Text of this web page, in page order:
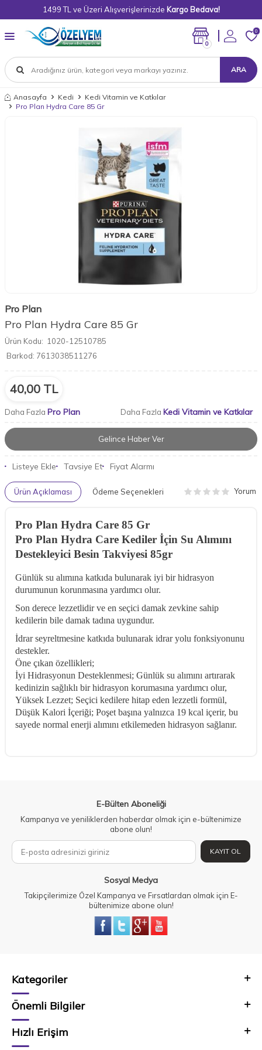
1499 TL ve Üzeri Alışverişlerinizde Kargo Bedava!
ARA
0
0
Anasayfa Kedi
Kedi Vitamin ve Katkılar
Pro Plan Hydra Care 85 Gr
Pro Plan
Pro Plan Hydra Care 85 Gr
Ürün Kodu: 1020-12510785
Barkod: 7613038511276
40,00 TL
Daha Fazla Pro Plan Daha Fazla Kedi Vitamin ve Katkılar
Gelince Haber Ver
Listeye Ekle Tavsiye Et Fiyat Alarmı
Ürün Açıklaması Ödeme Seçenekleri Yorum
Pro Plan Hydra Care 85 Gr
Pro Plan Hydra Care Kediler İçin Su Alımını
Destekleyici Besin Takviyesi 85gr
Günlük su alımına katkıda bulunarak iyi bir hidrasyon
durumunun korunmasına yardımcı olur.
Son derece lezzetlidir ve en seçici damak zevkine sahip
kedilerin bile damak tadına uygundur.
İdrar seyreltmesine katkıda bulunarak idrar yolu fonksiyonunu
destekler.
Öne çıkan özellikleri;
İyi Hidrasyonun Desteklenmesi; Günlük su alımını artırarak
kedinizin sağlıklı bir hidrasyon korumasına yardımcı olur,
Yüksek Lezzet; Seçici kedilere hitap eden lezzetli formül,
Düşük Kalori İçeriği; Poşet başına yalnızca 19 kcal içerir, bu
sayede normal enerji alımını etkilemeden hidrasyon sağlanır.
E-Bülten Aboneliği
Kampanya ve yeniliklerden haberdar olmak için e-bültenimize
abone olun!
KAYIT OL
Sosyal Medya
Takipçilerimize Özel Kampanya ve Fırsatlardan olmak için E-
bültenimize abone olun!
Kategoriler
Önemli Bilgiler
Hızlı Erişim